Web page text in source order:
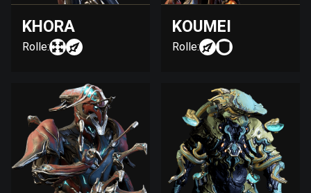
KHORA
Rolle:
KOUMEI
Rolle: